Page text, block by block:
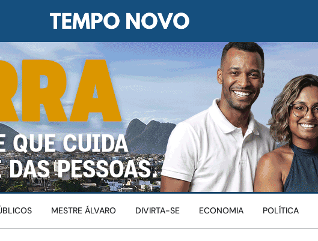
MESTRE ÁLVARO DIVIRTA-SE ECONOMIA POLÍTICA